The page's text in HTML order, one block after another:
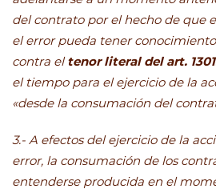
del contrato por el hecho de que
el error pueda tener
contra eltenor literal del art.
el tiempo para el ejercicio de la
«desde la consumación del
3.- A efectos del ejercicio de la
error, la consumación de los
entenderse producida en el